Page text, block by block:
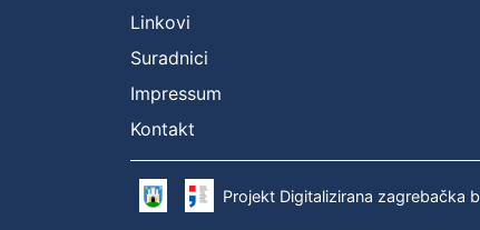
Linkovi
Suradnici
Impressum
Kontakt
Projekt Digitalizirana zagrebačka